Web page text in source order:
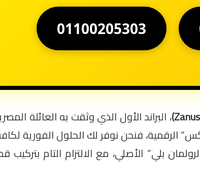
01100205303
، البراند الأول الذي وثقت به العائلة
الرقمية، فنحن نوفر لك الحلول الفورية
بلي” الأصلي، مع الالتزام التام